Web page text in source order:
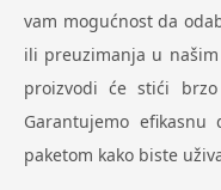
vam mogućnost da
ili preuzimanja u
proizvodi će stići
Garantujemo
paketom kako biste